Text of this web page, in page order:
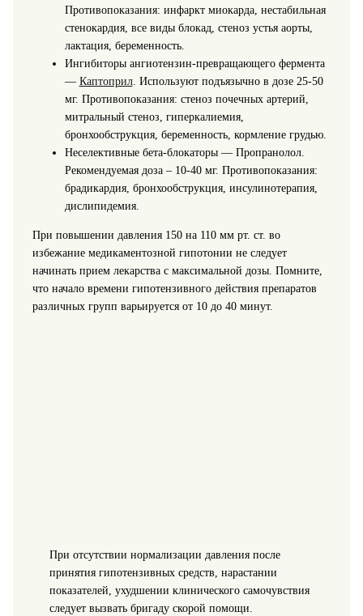
Противопоказания: инфаркт миокарда, нестабильная
стенокардия, все виды блокад, стеноз устья аорты,
лактация, беременность.
Ингибиторы ангиотензин-превращающего фермента
— Каптоприл. Используют подъязычно в дозе 25-50
мг. Противопоказания: стеноз почечных артерий,
митральный стеноз, гиперкалиемия,
бронхообструкция, беременность, кормление грудью.
Неселективные бета-блокаторы — Пропранолол.
Рекомендуемая доза – 10-40 мг. Противопоказания:
брадикардия, бронхообструкция, инсулинотерапия,
дислипидемия.
При повышении давления 150 на 110 мм рт. ст. во
избежание медикаментозной гипотонии не следует
начинать прием лекарства с максимальной дозы. Помните,
что начало времени гипотензивного действия препаратов
различных групп варьируется от 10 до 40 минут.
При отсутствии нормализации давления после
принятия гипотензивных средств, нарастании
показателей, ухудшении клинического самочувствия
следует вызвать бригаду скорой помощи.